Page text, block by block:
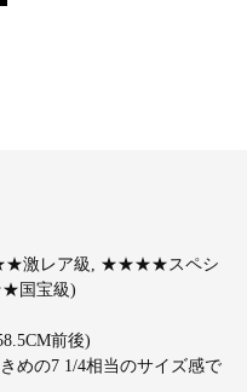
激レア級, ★★★★スペシ
宝級)
前後)
めの7 1/4相当のサイズ感で